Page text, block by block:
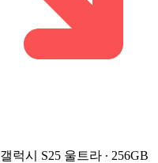
갤럭시 S25 울트라 ∙ 256GB